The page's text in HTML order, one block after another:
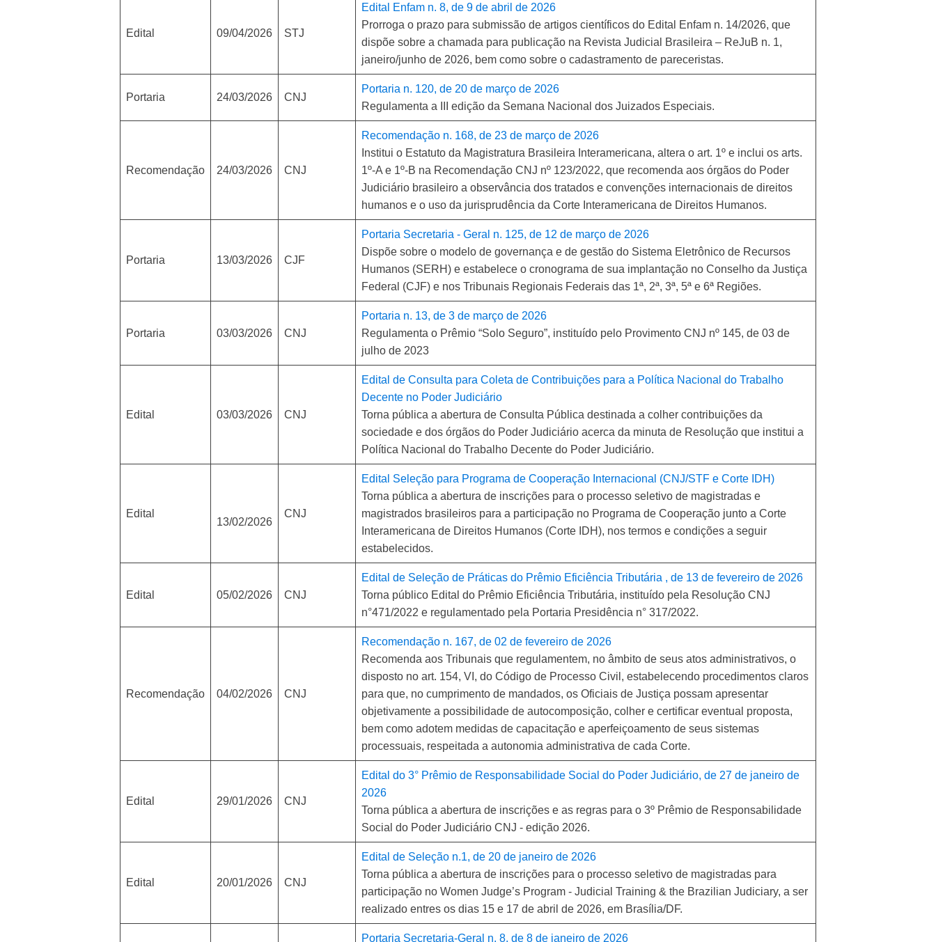
Edital 09/04/2026 STJ
Edital Enfam n. 8, de 9 de abril de 2026
Prorroga o prazo para submissão de artigos científicos do Edital Enfam n. 14/2026, que
dispõe sobre a chamada para publicação na Revista Judicial Brasileira – ReJuB n. 1,
janeiro/junho de 2026, bem como sobre o cadastramento de pareceristas.
Portaria 24/03/2026 CNJ
Portaria n. 120, de 20 de março de 2026
Regulamenta a III edição da Semana Nacional dos Juizados Especiais.
Recomendação 24/03/2026 CNJ
Recomendação n. 168, de 23 de março de 2026
Institui o Estatuto da Magistratura Brasileira Interamericana, altera o art. 1º e inclui os arts.
1º-A e 1º-B na Recomendação CNJ nº 123/2022, que recomenda aos órgãos do Poder
Judiciário brasileiro a observância dos tratados e convenções internacionais de direitos
humanos e o uso da jurisprudência da Corte Interamericana de Direitos Humanos.
Portaria 13/03/2026 CJF
Portaria Secretaria - Geral n. 125, de 12 de março de 2026
Dispõe sobre o modelo de governança e de gestão do Sistema Eletrônico de Recursos
Humanos (SERH) e estabelece o cronograma de sua implantação no Conselho da Justiça
Federal (CJF) e nos Tribunais Regionais Federais das 1ª, 2ª, 3ª, 5ª e 6ª Regiões.
Portaria 03/03/2026 CNJ
Portaria n. 13, de 3 de março de 2026
Regulamenta o Prêmio “Solo Seguro”, instituído pelo Provimento CNJ nº 145, de 03 de
julho de 2023
Edital 03/03/2026 CNJ
Edital de Consulta para Coleta de Contribuições para a Política Nacional do Trabalho
Decente no Poder Judiciário
Torna pública a abertura de Consulta Pública destinada a colher contribuições da
sociedade e dos órgãos do Poder Judiciário acerca da minuta de Resolução que institui a
Política Nacional do Trabalho Decente do Poder Judiciário.
Edital
13/02/2026
CNJ
Edital Seleção para Programa de Cooperação Internacional (CNJ/STF e Corte IDH)
Torna pública a abertura de inscrições para o processo seletivo de magistradas e
magistrados brasileiros para a participação no Programa de Cooperação junto a Corte
Interamericana de Direitos Humanos (Corte IDH), nos termos e condições a seguir
estabelecidos.
Edital 05/02/2026 CNJ
Edital de Seleção de Práticas do Prêmio Eficiência Tributária , de 13 de fevereiro de 2026
Torna público Edital do Prêmio Eficiência Tributária, instituído pela Resolução CNJ
n°471/2022 e regulamentado pela Portaria Presidência n° 317/2022.
Recomendação 04/02/2026 CNJ
Recomendação n. 167, de 02 de fevereiro de 2026
Recomenda aos Tribunais que regulamentem, no âmbito de seus atos administrativos, o
disposto no art. 154, VI, do Código de Processo Civil, estabelecendo procedimentos claros
para que, no cumprimento de mandados, os Oficiais de Justiça possam apresentar
objetivamente a possibilidade de autocomposição, colher e certificar eventual proposta,
bem como adotem medidas de capacitação e aperfeiçoamento de seus sistemas
processuais, respeitada a autonomia administrativa de cada Corte.
Edital 29/01/2026 CNJ
Edital do 3° Prêmio de Responsabilidade Social do Poder Judiciário, de 27 de janeiro de
2026
Torna pública a abertura de inscrições e as regras para o 3º Prêmio de Responsabilidade
Social do Poder Judiciário CNJ - edição 2026.
Edital 20/01/2026 CNJ
Edital de Seleção n.1, de 20 de janeiro de 2026
Torna pública a abertura de inscrições para o processo seletivo de magistradas para
participação no Women Judge’s Program - Judicial Training & the Brazilian Judiciary, a ser
realizado entres os dias 15 e 17 de abril de 2026, em Brasília/DF.
Portaria Secretaria-Geral n. 8, de 8 de janeiro de 2026